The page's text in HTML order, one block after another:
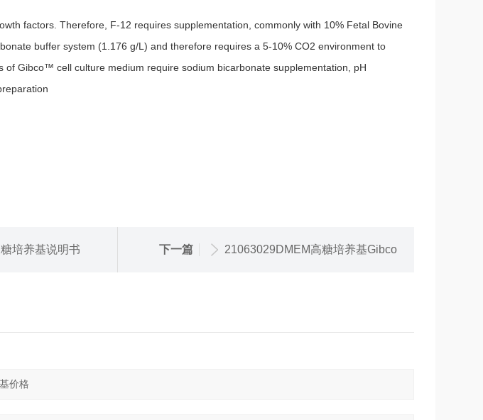
factors. Therefore, F-12 requires supplementation, commonly with 10% Fetal Bovine
buffer system (1.176 g/L) and therefore requires a 5-10% CO2 environment to
of Gibco™ cell culture medium require sodium bicarbonate supplementation, pH
培养基说明书 下一篇 21063029DMEM高糖培养基Gibco